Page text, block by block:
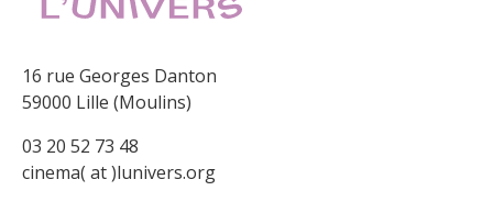
16 rue Georges Danton
59000 Lille (Moulins)
03 20 52 73 48
cinema( at )lunivers.org